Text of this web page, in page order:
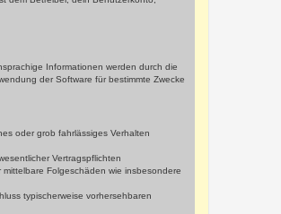
Informationen werden durch die
der Software für bestimmte Zwecke
oder grob fahrlässiges Verhalten
Vertragspflichten
Folgeschäden wie insbesondere
typischerweise vorhersehbaren